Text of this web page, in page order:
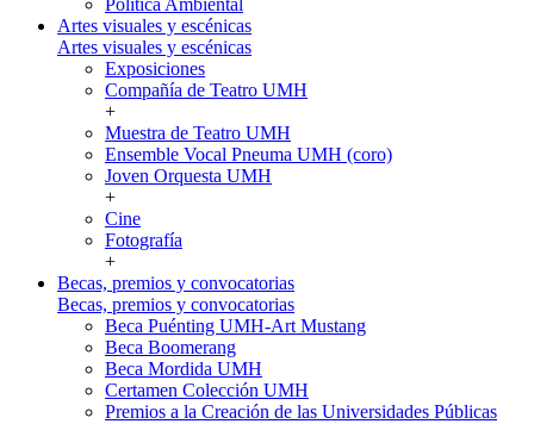
Política Ambiental
Artes visuales y escénicas
Artes visuales y escénicas
Exposiciones
Compañía de Teatro UMH
+
Muestra de Teatro UMH
Ensemble Vocal Pneuma UMH (coro)
Joven Orquesta UMH
+
Cine
Fotografía
+
Becas, premios y convocatorias
Becas, premios y convocatorias
Beca Puénting UMH-Art Mustang
Beca Boomerang
Beca Mordida UMH
Certamen Colección UMH
Premios a la Creación de las Universidades Públicas